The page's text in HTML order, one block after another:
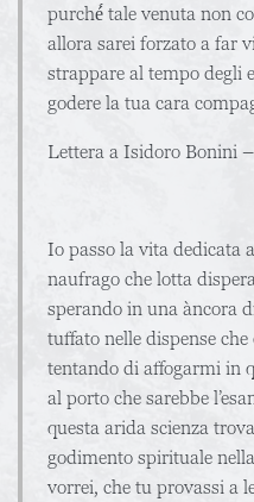
purché́ tale venuta non
allora sarei forzato a far
strappare al tempo degli
godere la tua cara
Lettera a Isidoro Bonini
Io passo la vita dedicata
naufrago che lotta
sperando in una àncora
tuffato nelle dispense
tentando di affogarmi in
al porto che sarebbe
questa arida scienza
godimento spirituale
vorrei, che tu provassi a